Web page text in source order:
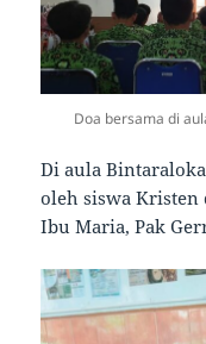
Doa bersama di
Di aula
oleh siswa Kristen
Ibu Maria, Pak